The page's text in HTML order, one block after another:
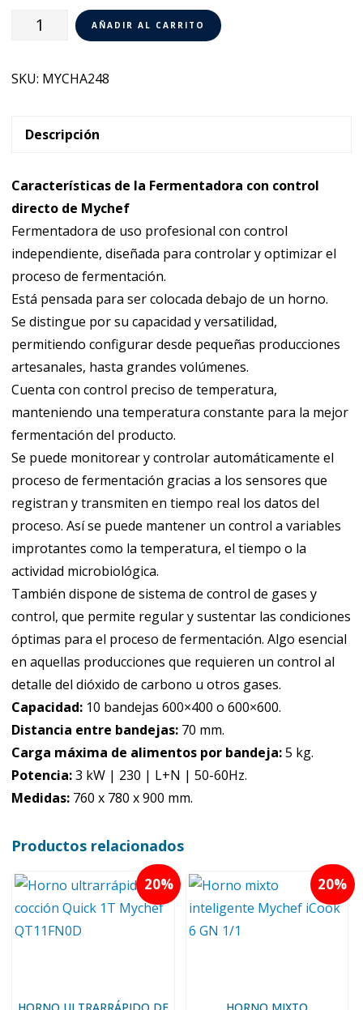
Fermentadora
directo
MYCHA248
AÑADIR AL CARRITO
SKU: MYCHA248
Descripción
Características de la Fermentadora con control
directo de Mychef
Fermentadora de uso profesional con control
independiente, diseñada para controlar y optimizar el
proceso de fermentación.
Está pensada para ser colocada debajo de un horno.
Se distingue por su capacidad y versatilidad,
permitiendo configurar desde pequeñas producciones
artesanales, hasta grandes volúmenes.
Cuenta con control preciso de temperatura,
manteniendo una temperatura constante para la mejor
fermentación del producto.
Se puede monitorear y controlar automáticamente el
proceso de fermentación gracias a los sensores que
registran y transmiten en tiempo real los datos del
proceso. Así se puede mantener un control a variables
improtantes como la temperatura, el tiempo o la
actividad microbiológica.
También dispone de sistema de control de gases y
control, que permite regular y sustentar las condiciones
óptimas para el proceso de fermentación. Algo esencial
en aquellas producciones que requieren un control al
detalle del dióxido de carbono u otros gases.
Capacidad: 10 bandejas 600×400 o 600×600.
Distancia entre bandejas: 70 mm.
Carga máxima de alimentos por bandeja:5 kg.
Potencia:3 kW | 230 | L+N | 50-60Hz.
Medidas: 760 x 780 x 900 mm.
Productos relacionados
20 20